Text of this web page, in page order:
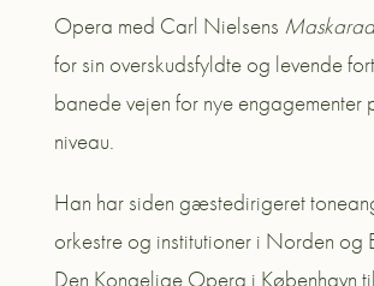
Opera med Carl Nielsens
for sin overskudsfyldte og levende
banede vejen for nye engagementer
niveau.
Han har siden gæstedirigeret
orkestre og institutioner i Norden og
Den Kongelige Opera i København til